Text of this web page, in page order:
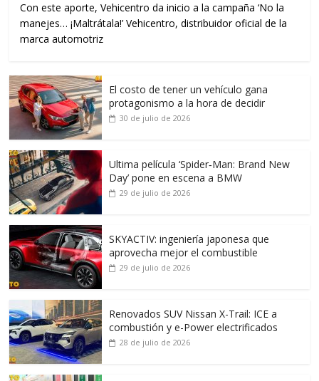
Con este aporte, Vehicentro da inicio a la campaña ‘No la
manejes… ¡Maltrátala!’ Vehicentro, distribuidor oficial de la
marca automotriz
El costo de tener un vehículo gana
protagonismo a la hora de decidir
30 de julio de 2026
Ultima película ‘Spider‑Man: Brand New
Day’ pone en escena a BMW
29 de julio de 2026
SKYACTIV: ingeniería japonesa que
aprovecha mejor el combustible
29 de julio de 2026
Renovados SUV Nissan X-Trail: ICE a
combustión y e-Power electrificados
28 de julio de 2026